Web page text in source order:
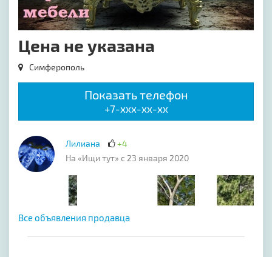
Цена не указана
Симферополь
Показать телефон
+7-xxx-xx-xx
Лилиана
+4
На «Ищи тут» с 23 января 2020
Все объявления продавца